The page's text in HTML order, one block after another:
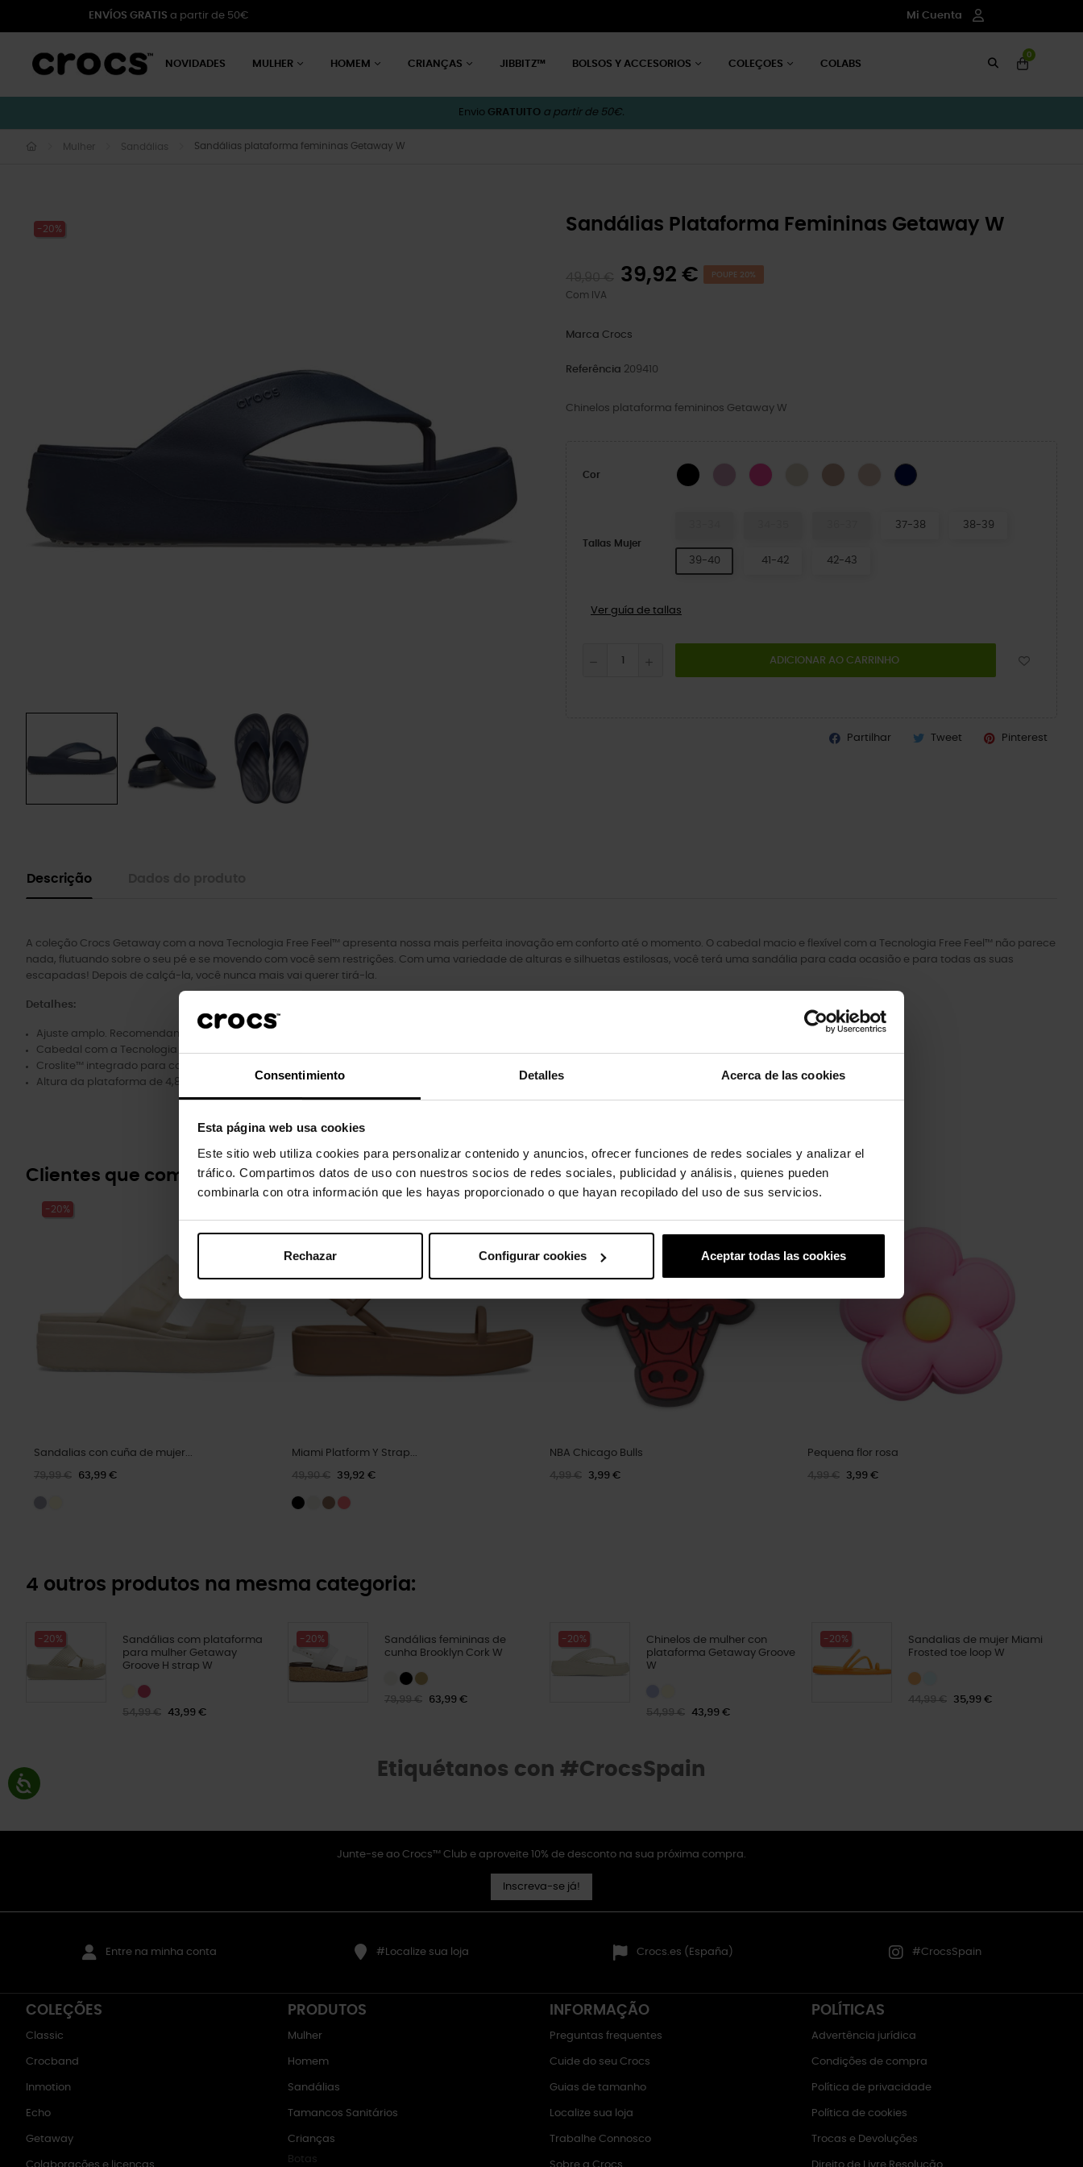
Consentimiento Detalles Acerca de las cookies
Esta página web usa cookies
Este sitio web utiliza cookies para personalizar contenido y anuncios, ofrecer funciones de redes sociales y analizar el
tráfico. Compartimos datos de uso con nuestros socios de redes sociales, publicidad y análisis, quienes pueden
combinarla con otra información que les hayas proporcionado o que hayan recopilado del uso de sus servicios.
Rechazar Configurar cookies Aceptar todas las cookies
ENVÍOS GRATIS a partir de 50€ Mi Cuenta
NOVIDADES MULHER HOMEM CRIANÇAS JIBBITZ™ BOLSOS Y ACCESORIOS COLEÇOES COLABS
0
Envio GRATUITO a partir de 50€.
Mulher Sandálias Sandálias plataforma femininas Getaway W
-20% Sandálias Plataforma Femininas Getaway W
39,92 € POUPE 20%
Com IVA
Marca Crocs
Referência 209410
Chinelos plataforma femininos Getaway W
Cor BLACK HydrangeaPink CrushStucco-X QuartzNAVY
Tallas Mujer
37-38 38-39
39-40 41-42 42-43
Ver guía de tallas
ADICIONAR AO CARRINHO
Partilhar Tweet Pinterest
Descrição
A coleção Crocs Getaway com a nova Tecnologia Free Feel™ apresenta nossa mais perfeita inovação em conforto até o momento. O cabedal macio e flexível com a Tecnologia Free Feel™ não parece
nada, flutuando sobre o seu pé e se movendo com você sem restrições. Com uma variedade de alturas e silhuetas estilosas, você terá uma sandália para cada ocasião e para todas as suas
escapadas! Depois de calçá-la, você nunca mais vai querer tirá-la.
Detalhes:
Ajuste amplo. Recomendamos um tamanho menor.
Cabedal com a Tecnologia Free Feel™ "Não parece nada": Macio. Sem costuras. Leve. Flexível.
Croslite™ integrado para conforto o dia todo
Altura da plataforma de 4,8 cm | 4 mm | 4 cm
Clientes que compraram este produto também compraram:
-20%
Sandalias con cuña de mujer...
79,99 € 63,99 €
Miami Platform Y Strap...
49,90 € 39,92 €
NBA Chicago Bulls
4,99 € 3,99 €
Pequena flor rosa
4,99 € 3,99 €
4 outros produtos na mesma categoria:
-20%
Sandálias com plataforma
para mulher Getaway
Groove H strap W
54,99 € 43,99 €
-20%
Sandálias femininas de
cunha Brooklyn Cork W
79,99 € 63,99 €
-20%
Chinelos de mulher con
plataforma Getaway Groove
W
54,99 € 43,99 €
-20%
Sandalias de mujer Miami
Frosted toe loop W
44,99 € 35,99 €
Etiquétanos con #CrocsSpain
Junte-se ao Crocs™ Club e aproveite 10% de desconto na sua próxima compra.
Inscreva-se já!
Entre na minha conta #Localize sua loja Crocs.es (España) #CrocsSpain
COLEÇÕES
Classic
Crocband
Inmotion
Echo
Getaway
PRODUTOS
Mulher
Homem
Sandálias
Tamancos Sanitários
Crianças
Botas
INFORMAÇÃO
Preguntas frequentes
Cuide do seu Crocs
Guias de tamanho
Localize sua loja
Trabalhe Connosco
POLÍTICAS
Advertência jurídica
Condições de compra
Política de privacidade
Política de cookies
Trocas e Devoluções